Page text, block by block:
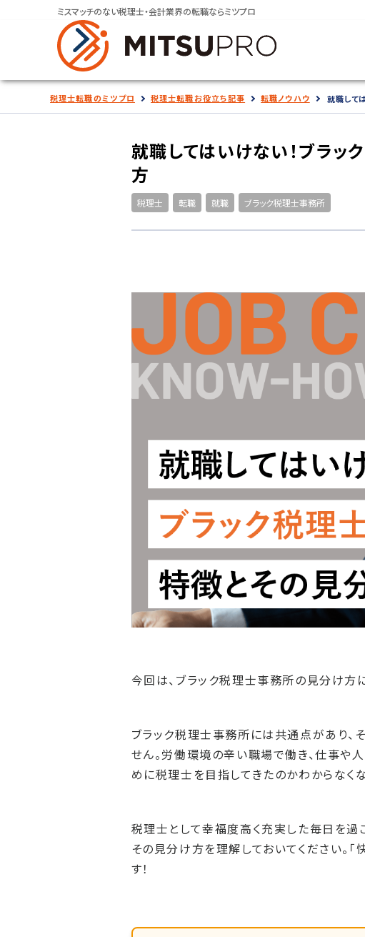
ミスマッチのない税理士・会計業界の転職ならミツプロ
税理士転職のミツプロ 税理士転職お役立ち記事 転職ノウハウ 就職して
就職してはいけない！ブラ
方
税理士 転職 就職 ブラック税理士事務所
今回は、ブラック税理士事務所の見分け方
ブラック税理士事務所には共通点があり、
せん。労働環境の辛い職場で働き、仕事や
めに税理士を目指してきたのかわからなく
税理士として幸福度高く充実した毎日を過
その見分け方を理解しておいてください。
す！